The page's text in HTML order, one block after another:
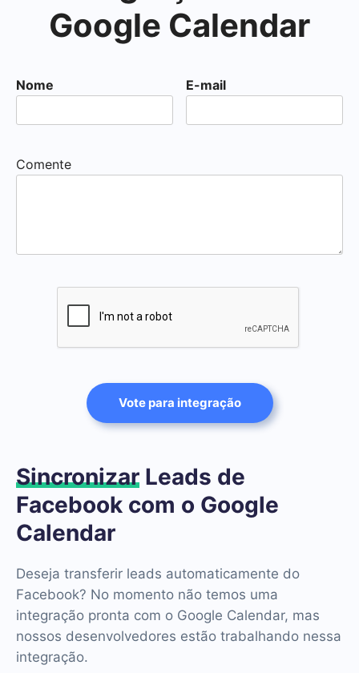
Google Calendar
Nome E-mail
Comente
Vote para integração
Sincronizar Leads de
Facebook com o Google
Calendar
Deseja transferir leads automaticamente do
Facebook? No momento não temos uma
integração pronta com o Google Calendar, mas
nossos desenvolvedores estão trabalhando nessa
integração.